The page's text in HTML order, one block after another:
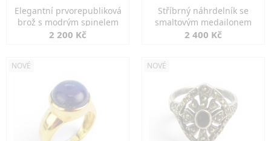
Elegantní prvorepubliková
brož s modrým spinelem
2 200 Kč
Stříbrný náhrdelník se
smaltovým medailonem
2 400 Kč
NOVÉ NOVÉ